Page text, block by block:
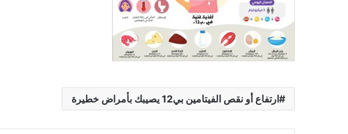
ارتفاع أو نقص الفيتامين بي12 يصيبك بأمراض خطيرة